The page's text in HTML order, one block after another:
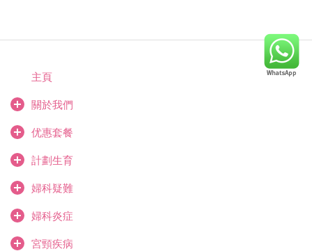
主頁
關於我們
优惠套餐
計劃生育
婦科疑難
婦科炎症
宮頸疾病